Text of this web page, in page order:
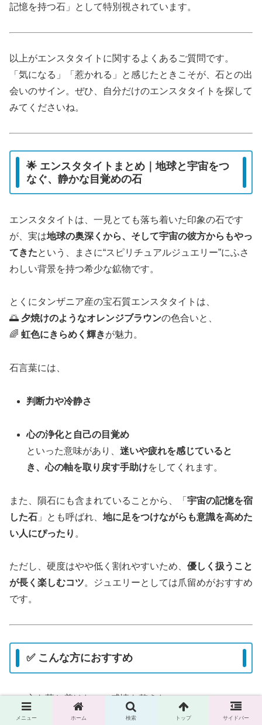
記憶を持つ石」として特別視されています。
以上がエンスタタイトに関するよくあるご質問です。
「気になる」「惹かれる」と感じたときこそが、石との出
会いのサイン。ぜひ、自分だけのエンスタタイトを探して
みてくださいね。
🌟 エンスタタイトまとめ｜地球と宇宙をつ
なぐ、静かな目覚めの石
エンスタタイトは、一見とても落ち着いた印象の石です
が、実は地球の奥深くから、そして宇宙の彼方からもやっ
てきたという、まさに“スピリチュアルジュエリー”にふさ
わしい背景を持つ希少な鉱物です。
とくにタンザニア産の宝石質エンスタタイトは、
🌅 夕焼けのようなオレンジブラウンの色合いと、
🌈 虹色にきらめく輝きが魅力。
石言葉には、
判断力や冷静さ
心の浄化と自己の目覚め
といった意味があり、迷いや疲れを感じていると
き、心の軸を取り戻す手助けをしてくれます。
また、隕石にも含まれていることから、「 宇宙の記憶を宿
した石 」とも呼ばれ、 地に足をつけながらも意識を高めた
い人にぴったり 。
ただし、硬度はやや低く割れやすいため、 優しく扱うこと
が長く楽しむコツ。ジュエリーとしては爪留めがおすすめ
です。
✅ こんな方におすすめ
心を落ち着けたい、感情を整えたい
メニュー ホーム 検索 トップ サイドバー